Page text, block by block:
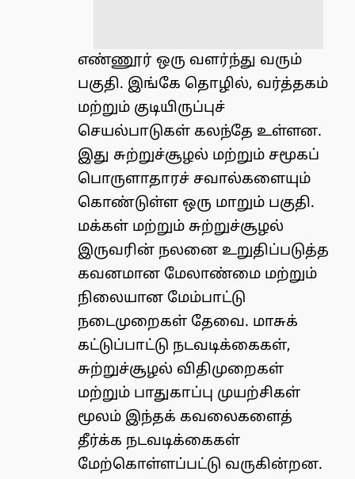
எண்ணூர் ஒரு வளர்ந்து வரும்
பகுதி. இங்கே தொழில், வர்த்தகம்
மற்றும் குடியிருப்புச்
செயல்பாடுகள் கலந்தே உள்ளன.
இது சுற்றுச்சூழல் மற்றும் சமூகப்
பொருளாதாரச் சவால்களையும்
கொண்டுள்ள ஒரு மாறும் பகுதி.
மக்கள் மற்றும் சுற்றுச்சூழல்
இருவரின் நலனை உறுதிப்படுத்த
கவனமான மேலாண்மை மற்றும்
நிலையான மேம்பாட்டு
நடைமுறைகள் தேவை. மாசுக்
கட்டுப்பாட்டு நடவடிக்கைகள்,
சுற்றுச்சூழல் விதிமுறைகள்
மற்றும் பாதுகாப்பு முயற்சிகள்
மூலம் இந்தக் கவலைகளைத்
தீர்க்க நடவடிக்கைகள்
மேற்கொள்ளப்பட்டு வருகின்றன.